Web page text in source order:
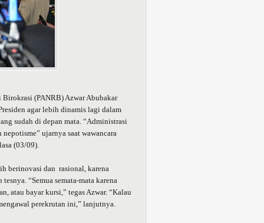
Birokrasi (PANRB) Azwar Abubakar
agar lebih dinamis lagi dalam
sudah di depan mata. “Administrasi
ujarnya saat wawancara
(03/09).
berinovasi dan rasional, karena
“Semua semata-mata karena
atau bayar kursi,” tegas Azwar. “Kalau
perekrutan ini,” lanjutnya.